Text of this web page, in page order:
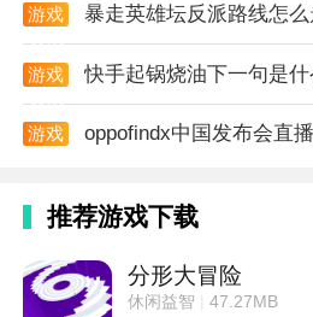
游戏
暴走英雄坛反派路线怎
游戏
快手起锅烧油下一句是
游戏
oppofindx中国发布会直
推荐游戏下载
分形大冒险
休闲益智 47.27MB